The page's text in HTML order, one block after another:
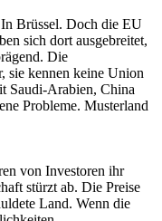
Brüssel. Doch die EU
sich dort ausgebreitet,
Die
sie kennen keine Union
Saudi-Arabien, China
Probleme. Musterland
von Investoren ihr
stürzt ab. Die Preise
Land. Wenn die